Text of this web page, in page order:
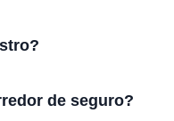
de seguro?